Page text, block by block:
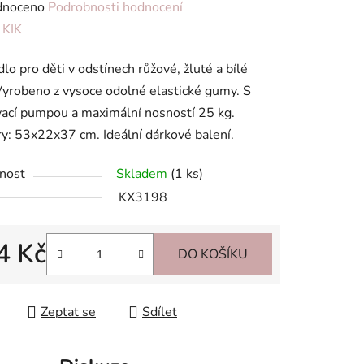
Podrobnosti hodnocení
KIK
pro děti v odstínech růžové, žluté a bílé
z vysoce odolné elastické gumy. S
pumpou a maximální nosností 25 kg.
53x22x37 cm. Ideální dárkové balení.
Skladem (1 ks)
KX3198
Kč DO KOŠÍKU
Zeptat se Sdílet